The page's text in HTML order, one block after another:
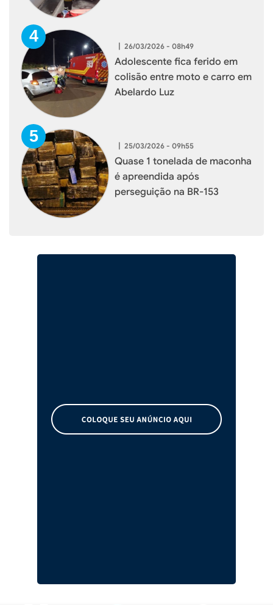
| 26/03/2026 - 08h49
Adolescente fica ferido em
colisão entre moto e carro em
Abelardo Luz
| 25/03/2026 - 09h55
Quase 1 tonelada de maconha
é apreendida após
perseguição na BR-153